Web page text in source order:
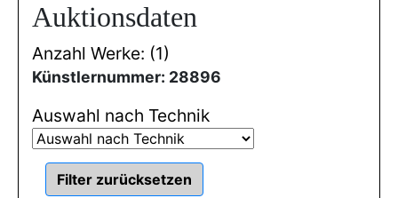
Auktionsdaten
Anzahl Werke: (1)
Künstlernummer: 28896
Auswahl nach Technik